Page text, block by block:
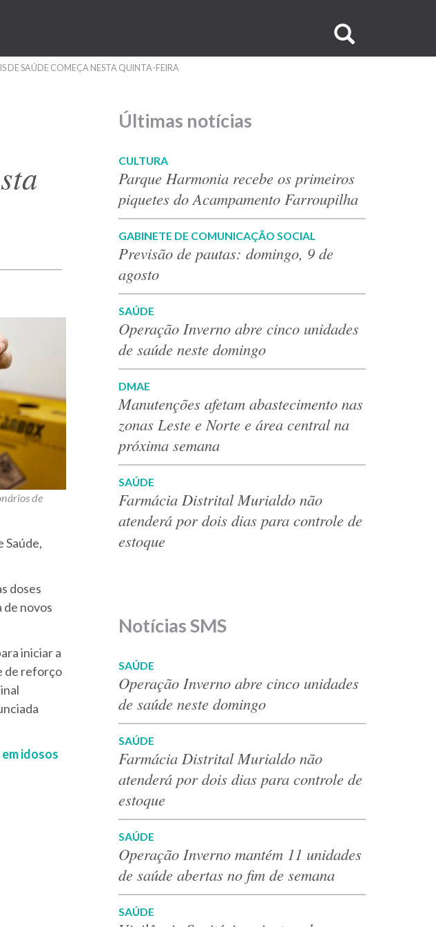
no
DE SAÚDE COMEÇA NESTA QUINTA-FEIRA
de
Saúde,
doses
novos
iniciar a
de reforço
idosos
Últimas notícias
CULTURA
Parque Harmonia recebe os primeiros
piquetes do Acampamento Farroupilha
GABINETE DE COMUNICAÇÃO SOCIAL
Previsão de pautas: domingo, 9 de
agosto
SAÚDE
Operação Inverno abre cinco unidades
de saúde neste domingo
DMAE
Manutenções afetam abastecimento nas
zonas Leste e Norte e área central na
próxima semana
SAÚDE
Farmácia Distrital Murialdo não
atenderá por dois dias para controle de
estoque
Notícias SMS
SAÚDE
Operação Inverno abre cinco unidades
de saúde neste domingo
SAÚDE
Farmácia Distrital Murialdo não
atenderá por dois dias para controle de
estoque
SAÚDE
Operação Inverno mantém 11 unidades
de saúde abertas no fim de semana
SAÚDE